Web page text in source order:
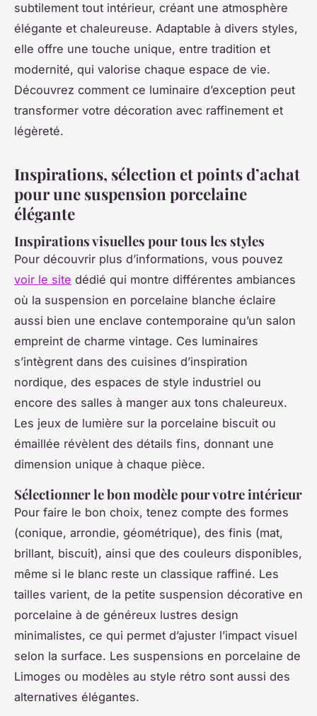
subtilement tout intérieur, créant une atmosphère
élégante et chaleureuse. Adaptable à divers styles,
elle offre une touche unique, entre tradition et
modernité, qui valorise chaque espace de vie.
Découvrez comment ce luminaire d’exception peut
transformer votre décoration avec raffinement et
légèreté.
Inspirations, sélection et points d’achat
pour une suspension porcelaine
élégante
Inspirations visuelles pour tous les styles
Pour découvrir plus d’informations, vous pouvez
voir le site dédié qui montre différentes ambiances
où la suspension en porcelaine blanche éclaire
aussi bien une enclave contemporaine qu’un salon
empreint de charme vintage. Ces luminaires
s’intègrent dans des cuisines d’inspiration
nordique, des espaces de style industriel ou
encore des salles à manger aux tons chaleureux.
Les jeux de lumière sur la porcelaine biscuit ou
émaillée révèlent des détails fins, donnant une
dimension unique à chaque pièce.
Sélectionner le bon modèle pour votre intérieur
Pour faire le bon choix, tenez compte des formes
(conique, arrondie, géométrique), des finis (mat,
brillant, biscuit), ainsi que des couleurs disponibles,
même si le blanc reste un classique raffiné. Les
tailles varient, de la petite suspension décorative en
porcelaine à de généreux lustres design
minimalistes, ce qui permet d’ajuster l’impact visuel
selon la surface. Les suspensions en porcelaine de
Limoges ou modèles au style rétro sont aussi des
alternatives élégantes.